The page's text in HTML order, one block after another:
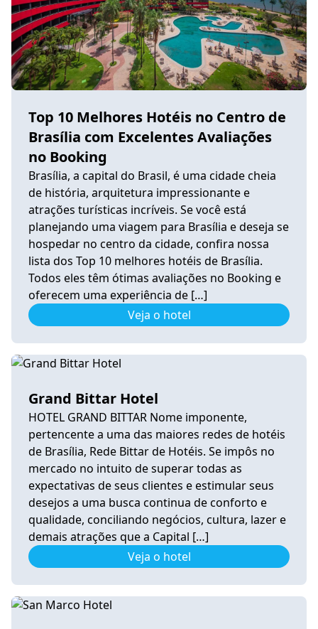
Top 10 Melhores Hotéis no Centro de
Brasília com Excelentes Avaliações
no Booking
Brasília, a capital do Brasil, é uma cidade cheia
de história, arquitetura impressionante e
atrações turísticas incríveis. Se você está
planejando uma viagem para Brasília e deseja se
hospedar no centro da cidade, confira nossa
lista dos Top 10 melhores hotéis de Brasília.
Todos eles têm ótimas avaliações no Booking e
oferecem uma experiência de […]
Veja o hotel
Grand Bittar Hotel
HOTEL GRAND BITTAR Nome imponente,
pertencente a uma das maiores redes de hotéis
de Brasília, Rede Bittar de Hotéis. Se impôs no
mercado no intuito de superar todas as
expectativas de seus clientes e estimular seus
desejos a uma busca continua de conforto e
qualidade, conciliando negócios, cultura, lazer e
demais atrações que a Capital […]
Veja o hotel